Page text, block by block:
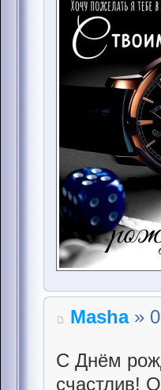
Masha»
С Днём
счастлив!